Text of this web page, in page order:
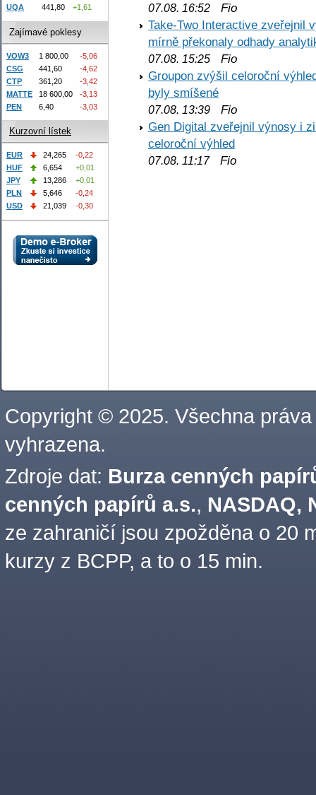
07.08. 16:52 Fio
Take-Two Interactive zveřejnil
mírně překonaly odhady
07.08. 15:25 Fio
Groupon zvýšil celoroční
byly smíšené
07.08. 13:39 Fio
Gen Digital zveřejnil výnosy i
celoroční výhled
07.08. 11:17Fio
UQA
441,80 +1,61
Zajímavé poklesy
VOW3 1 800,00
-5,06
CSG
441,60
-4,62
CTP
361,20
-3,42
MATTE
18 600,00
-3,13
PEN
6,40 -3,03
Kurzovní lístek
EUR 24,265
-0,22
HUF
6,654
+0,01
JPY
13,286
+0,01
PLN
5,646
-0,24
USD
21,039 -0,30
Copyright © 2025. Všechna práva
vyhrazena.
Zdroje dat: Burza cenných
cenných papírů a.s., NASDAQ,
ze zahraničí jsou zpožděna o 20
kurzy z BCPP, a to o 15 min.